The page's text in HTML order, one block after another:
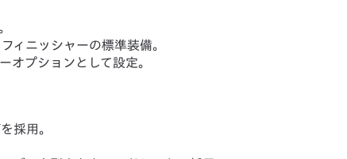
ィニッシャーの標準装備。
オプションとして設定。
採用。